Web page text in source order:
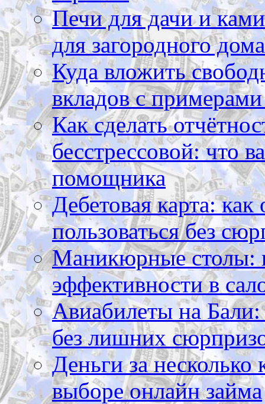
Печи для дачи и
для загородного дома
Куда вложить
вкладов с
Как сделать
бесстрессовой: что
помощника
Дебетовая карта:
пользоваться без
Маникюрные столы:
эффективности в
Авиабилеты на Бали:
без лишних
Деньги за
выборе онлайн займа